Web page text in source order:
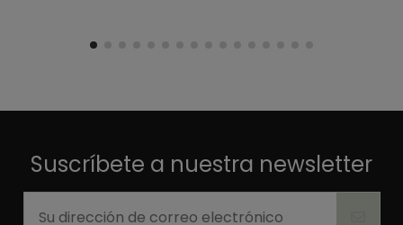
Suscríbete a nuestra newsletter